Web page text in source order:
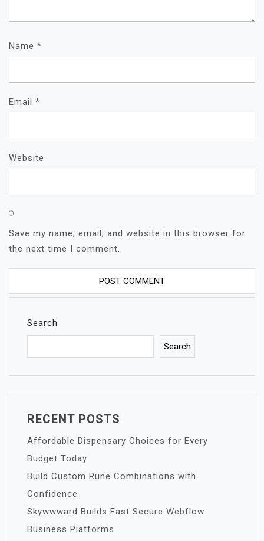
Name *
Email *
Website
Save my name, email, and website in this browser for
the next time I comment.
Search
Search
RECENT POSTS
Affordable Dispensary Choices for Every
Budget Today
Build Custom Rune Combinations with
Confidence
Skywwward Builds Fast Secure Webflow
Business Platforms